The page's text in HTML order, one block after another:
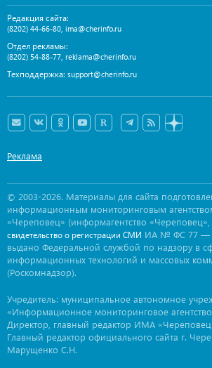
Редакция сайта:
(8202) 44-66-80 ima@cherinfo.ru
Отдел рекламы:
(8202) 54-88-77 reklama@cherinfo.ru
Техподдержка: support@cherinfo.ru
Реклама
© 2003-2026. Материалы для сайта
информационным мониторинговым
«Череповец» (информагентство
свидетельство о регистрации СМИ ИА № ФС 77 —
выдано Федеральной службой по надзору в
информационных технологий и массовых
(Роскомнадзор).
Учредитель: муниципальное автономное
«Информационное мониторинговое
Директор, главный редактор ИМА
Главный редактор официального сайта г.
Марущенко С.Н.